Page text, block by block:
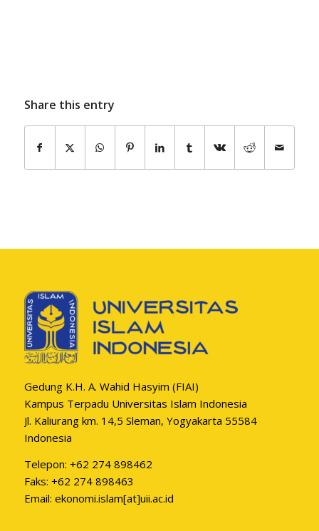
Share this entry
Gedung K.H. A. Wahid Hasyim (FIAI)
Kampus Terpadu Universitas Islam Indonesia
Jl. Kaliurang km. 14,5 Sleman, Yogyakarta 55584
Indonesia
Telepon: +62 274 898462
Faks: +62 274 898463
Email: ekonomi.islam[at]uii.ac.id